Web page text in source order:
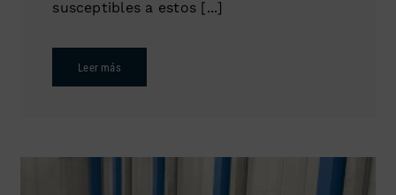
susceptibles a estos [...]
Leer más